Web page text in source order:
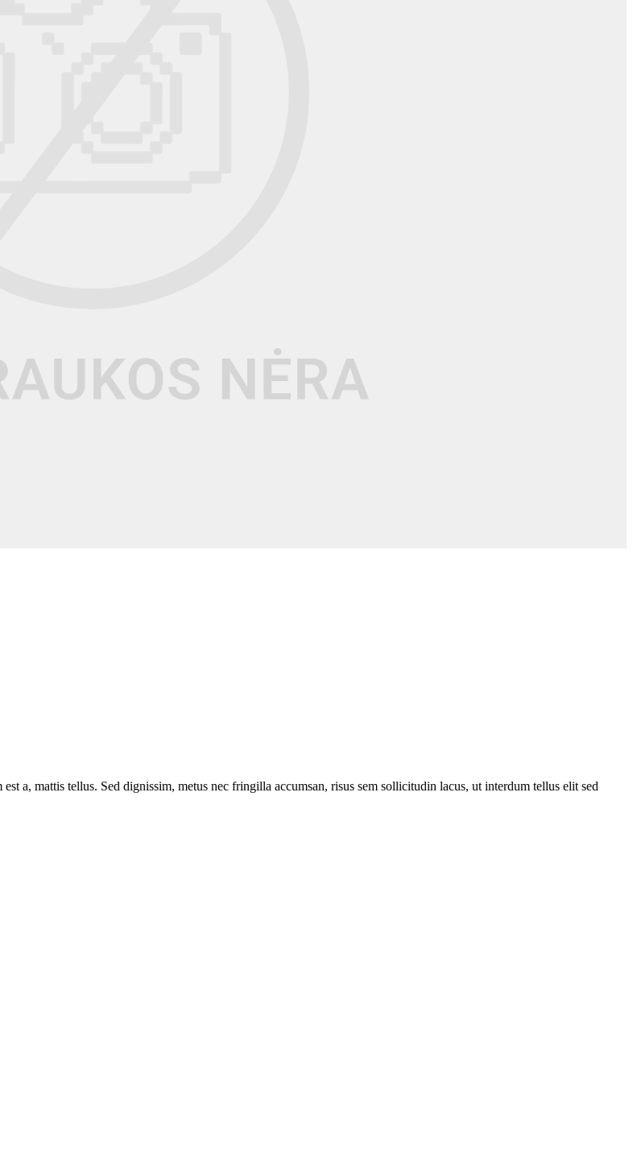
a, mattis tellus. Sed dignissim, metus nec fringilla accumsan, risus sem sollicitudin lacus, ut interdum tellus elit sed